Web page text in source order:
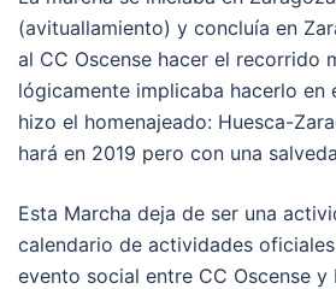
(avituallamiento) y concluía en
al CC Oscense hacer el recorrido
lógicamente implicaba hacerlo en
hizo el homenajeado: Huesca-
hará en 2019 pero con una
Esta Marcha deja de ser una
calendario de actividades
evento social entre CC Oscense y